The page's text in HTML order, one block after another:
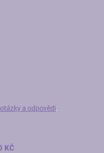
a odpovědi.
KČ